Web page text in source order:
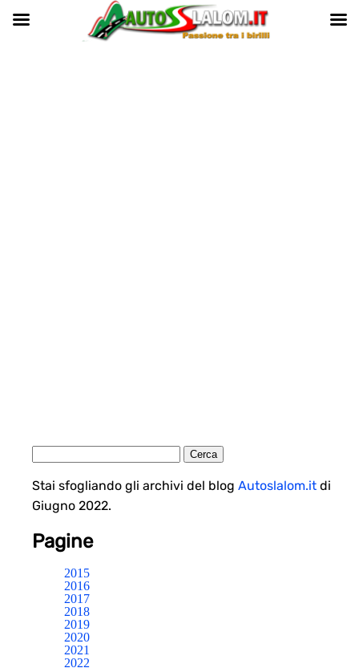
Stai sfogliando gli archivi del blog Autoslalom.it di
Giugno 2022.
Pagine
2015
2016
2017
2018
2019
2020
2021
2022